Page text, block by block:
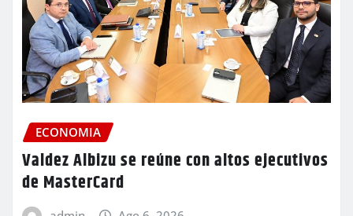
ECONOMIA
Valdez Albizu se reúne con altos ejecutivos
de MasterCard